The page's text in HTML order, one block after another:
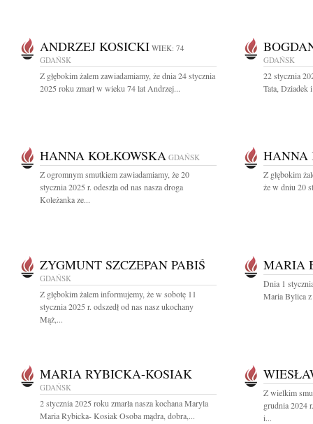
ANDRZEJ KOSICKI WIEK: 74
GDAŃSK
Z głębokim żalem zawiadamiamy, że dnia 24 stycznia
2025 roku zmarł w wieku 74 lat Andrzej...
GDAŃSK
22 stycznia
Tata, Dziadek
HANNA KOŁKOWSKA GDAŃSK
Z ogromnym smutkiem zawiadamiamy, że 20
stycznia 2025 r. odeszła od nas nasza droga
Koleżanka ze...
HANNA
Z głębokim
że w dniu 20
ZYGMUNT SZCZEPAN PABIŚ
GDAŃSK
Z głębokim żalem informujemy, że w sobotę 11
stycznia 2025 r. odszedł od nas nasz ukochany
Mąż,...
MARIA
Dnia 1
Maria Bylica
MARIA RYBICKA-KOSIAK
GDAŃSK
2 stycznia 2025 roku zmarła nasza kochana Maryla
Maria Rybicka- Kosiak Osoba mądra, dobra,...
Z wielkim
grudnia 2024
i...